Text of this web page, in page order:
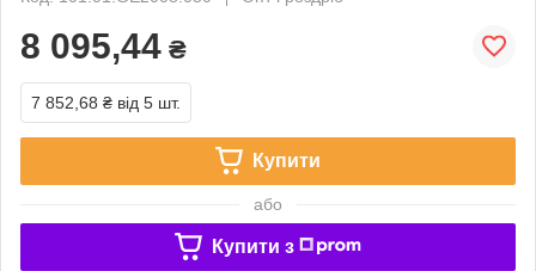
8 095,44 ₴
7 852,68 ₴ від 5 шт.
Купити
або
Купити з